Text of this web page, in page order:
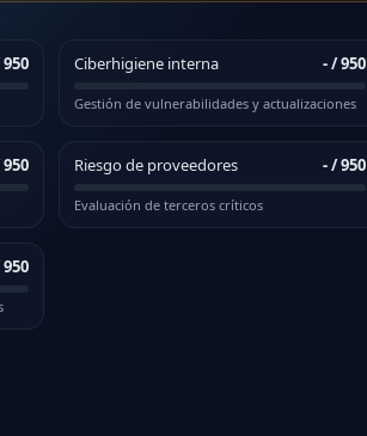
Ciberhigiene interna -/ 950
Gestión de vulnerabilidades y actualizaciones
Riesgo de proveedores -/ 950
Evaluación de terceros críticos